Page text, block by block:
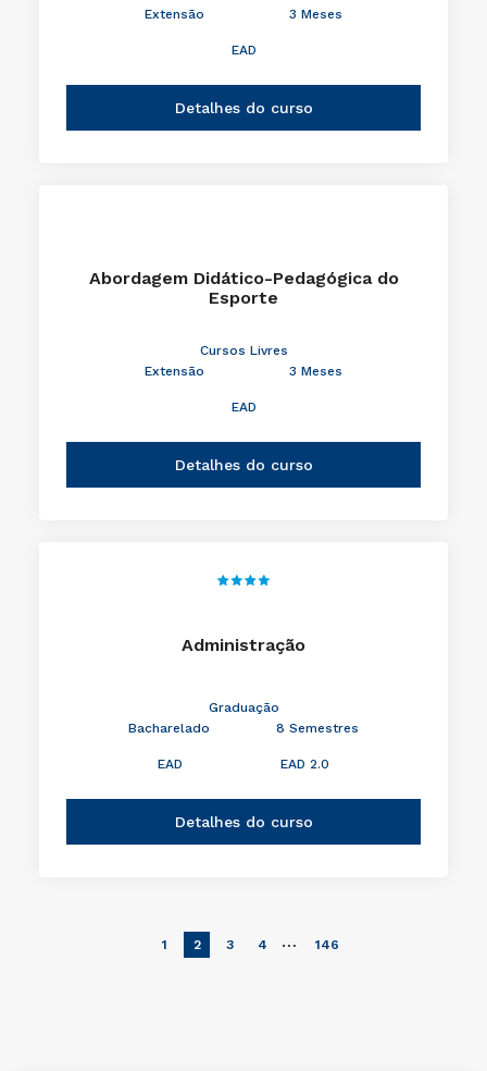
Extensão
3 Meses
EAD
Detalhes do curso
Abordagem Didático-Pedagógica do
Esporte
Cursos Livres
Extensão
3 Meses
EAD
Detalhes do curso
Administração
Graduação
Bacharelado
8 Semestres
EAD EAD 2.0
Detalhes do curso
1 2 3 4 … 146